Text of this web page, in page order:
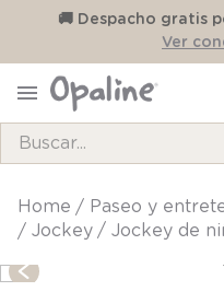
🚚 Despacho gratis
Ver
paseo y
jockey
Jockey de
1
pijama